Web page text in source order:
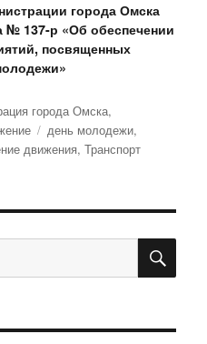
города Омска
№ 137-р «Об обеспечении
посвященных
города Омска,
Метки
день молодежи,
движения,Транспорт